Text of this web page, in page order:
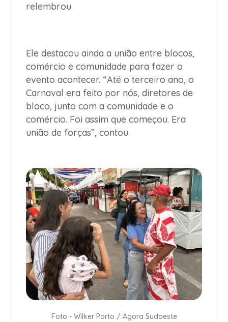
relembrou.
Ele destacou ainda a união entre blocos,
comércio e comunidade para fazer o
evento acontecer. “Até o terceiro ano, o
Carnaval era feito por nós, diretores de
bloco, junto com a comunidade e o
comércio. Foi assim que começou. Era
união de forças”, contou.
Foto - Wilker Porto / Agora Sudoeste